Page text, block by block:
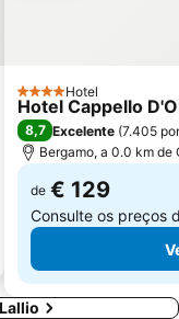
Station
4 Estrelas
Hotel
Hotel Cappello
8,7 Excelente (7.405
Bergamo, a 0.0 km de
de € 129
Consulte os preços